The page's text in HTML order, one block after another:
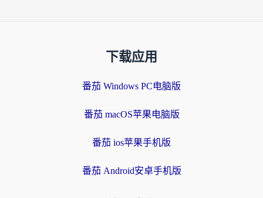
下载应用
番茄 Windows PC电脑版
番茄 macOS苹果电脑版
番茄 ios苹果手机版
番茄 Android安卓手机版